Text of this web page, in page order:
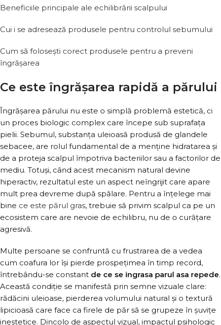
Beneficiile principale ale echilibrării scalpului
Cui i se adresează produsele pentru controlul sebumului
Cum să folosești corect produsele pentru a preveni
îngrășarea
Ce este îngrășarea rapidă a părului
Îngrășarea părului nu este o simplă problemă estetică, ci
un proces biologic complex care începe sub suprafața
pielii. Sebumul, substanța uleioasă produsă de glandele
sebacee, are rolul fundamental de a menține hidratarea și
de a proteja scalpul împotriva bacteriilor sau a factorilor de
mediu. Totuși, când acest mecanism natural devine
hiperactiv, rezultatul este un aspect neîngrijit care apare
mult prea devreme după spălare. Pentru a înțelege mai
bine ce este părul gras, trebuie să privim scalpul ca pe un
ecosistem care are nevoie de echilibru, nu de o curățare
agresivă.
Multe persoane se confruntă cu frustrarea de a vedea
cum coafura lor își pierde prospețimea în timp record,
întrebându-se constant de ce se ingrasa parul asa repede.
Această condiție se manifestă prin semne vizuale clare:
rădăcini uleioase, pierderea volumului natural și o textură
lipicioasă care face ca firele de păr să se grupeze în șuvițe
inestetice. Dincolo de aspectul vizual, impactul psihologic